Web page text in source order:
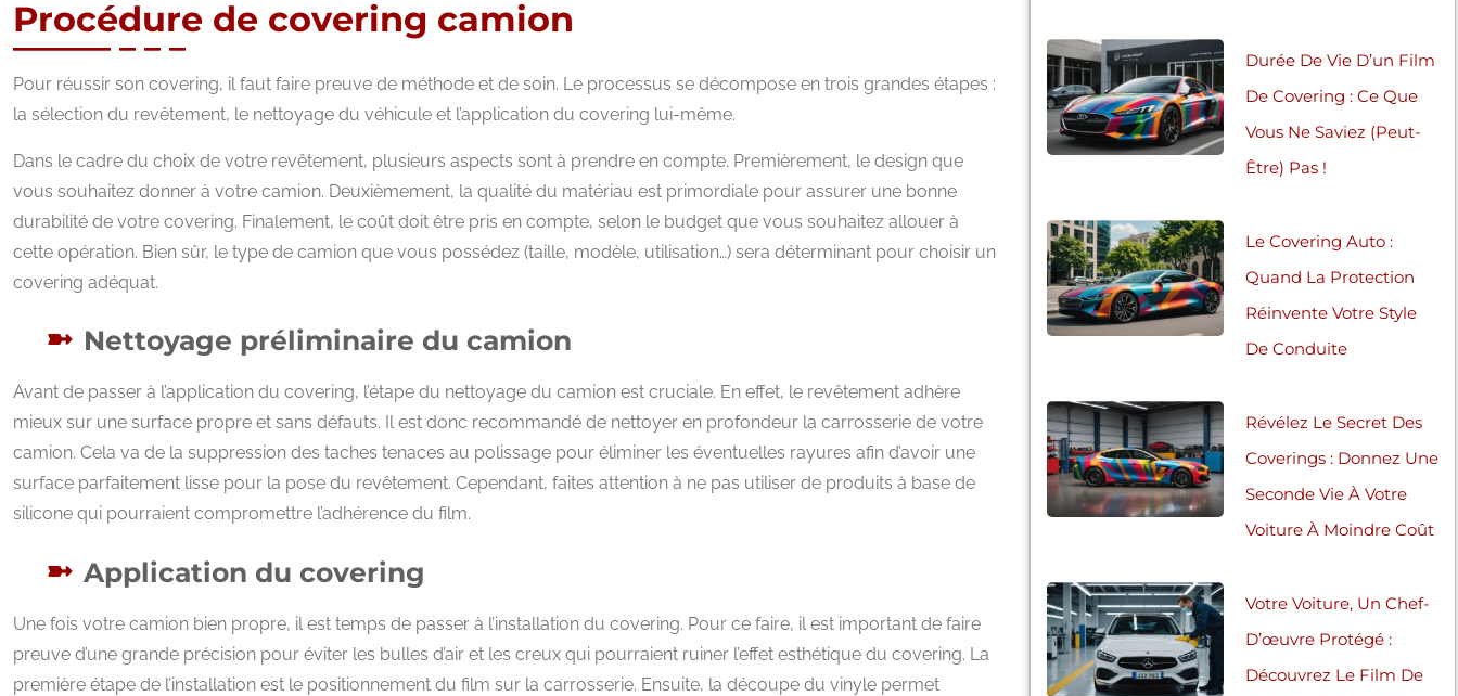
Procédure de covering camion
Pour réussir son covering, il faut faire preuve de méthode et de soin. Le processus se décompose en trois grandes étapes :
la sélection du revêtement, le nettoyage du véhicule et l’application du covering lui-même.
Dans le cadre du choix de votre revêtement, plusieurs aspects sont à prendre en compte. Premièrement, le design que
vous souhaitez donner à votre camion. Deuxièmement, la qualité du matériau est primordiale pour assurer une bonne
durabilité de votre covering. Finalement, le coût doit être pris en compte, selon le budget que vous souhaitez allouer à
cette opération. Bien sûr, le type de camion que vous possédez (taille, modèle, utilisation…) sera déterminant pour choisir un
covering adéquat.
Nettoyage préliminaire du camion
Avant de passer à l’application du covering, l’étape du nettoyage du camion est cruciale. En effet, le revêtement adhère
mieux sur une surface propre et sans défauts. Il est donc recommandé de nettoyer en profondeur la carrosserie de votre
camion. Cela va de la suppression des taches tenaces au polissage pour éliminer les éventuelles rayures afin d’avoir une
surface parfaitement lisse pour la pose du revêtement. Cependant, faites attention à ne pas utiliser de produits à base de
silicone qui pourraient compromettre l’adhérence du film.
Application du covering
Une fois votre camion bien propre, il est temps de passer à l’installation du covering. Pour ce faire, il est important de faire
preuve d’une grande précision pour éviter les bulles d’air et les creux qui pourraient ruiner l’effet esthétique du covering. La
première étape de l’installation est le positionnement du film sur la carrosserie. Ensuite, la découpe du vinyle permet
Durée De Vie D’un Film
De Covering : Ce Que
Vous Ne Saviez (peut-
Être) Pas !
Le Covering Auto :
Quand La Protection
Réinvente Votre Style
De Conduite
Révélez Le Secret Des
Coverings : Donnez Une
Seconde Vie À Votre
Voiture À Moindre Coût
Votre Voiture, Un Chef-
D’œuvre Protégé :
Découvrez Le Film De